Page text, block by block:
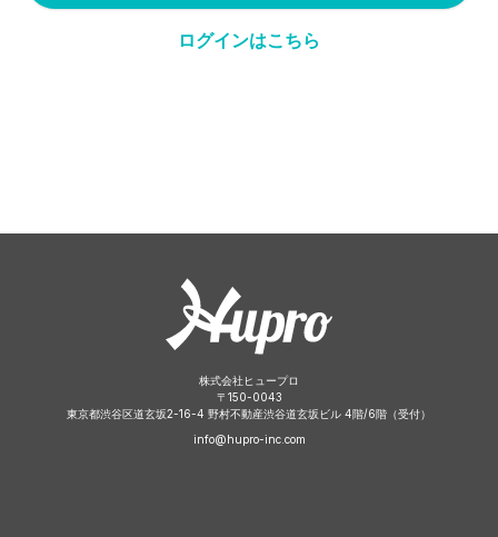
ログインはこちら
株式会社ヒュープロ
〒 150-0043
東京都渋谷区道玄坂2-16-4 野村不動産渋谷道玄坂ビル 4階/6階（受付）
info@hupro-inc.com